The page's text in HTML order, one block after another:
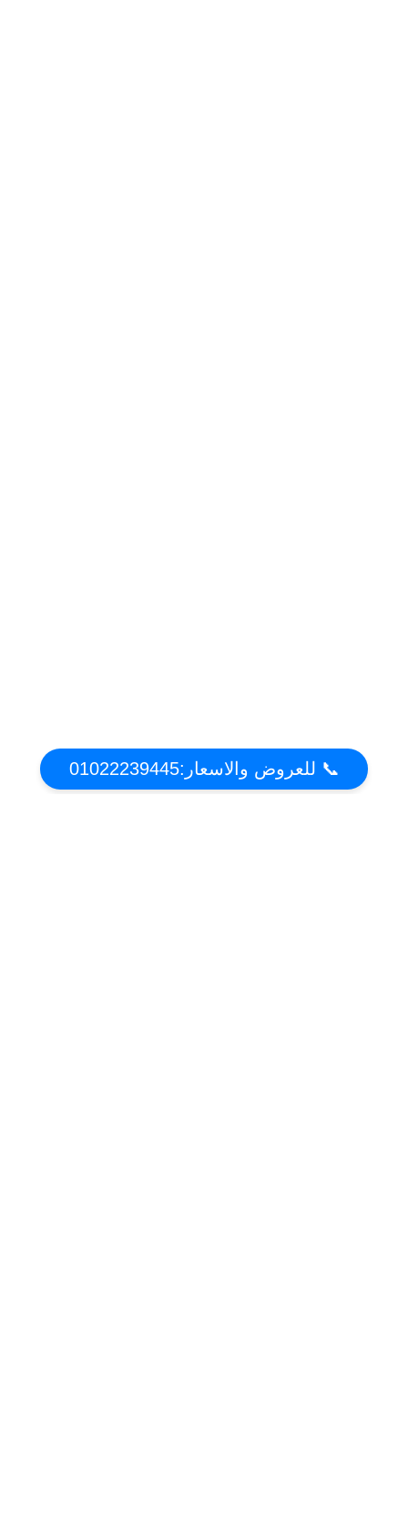
📞 للعروض والاسعار:01022239445